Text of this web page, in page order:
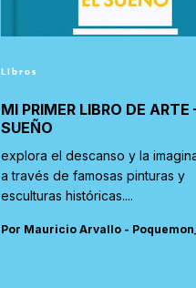
Libros
MI PRIMER LIBRO DE ARTE
SUEÑO
explora el descanso y la
a través de famosas pinturas y
esculturas históricas....
Por Mauricio Arvallo -